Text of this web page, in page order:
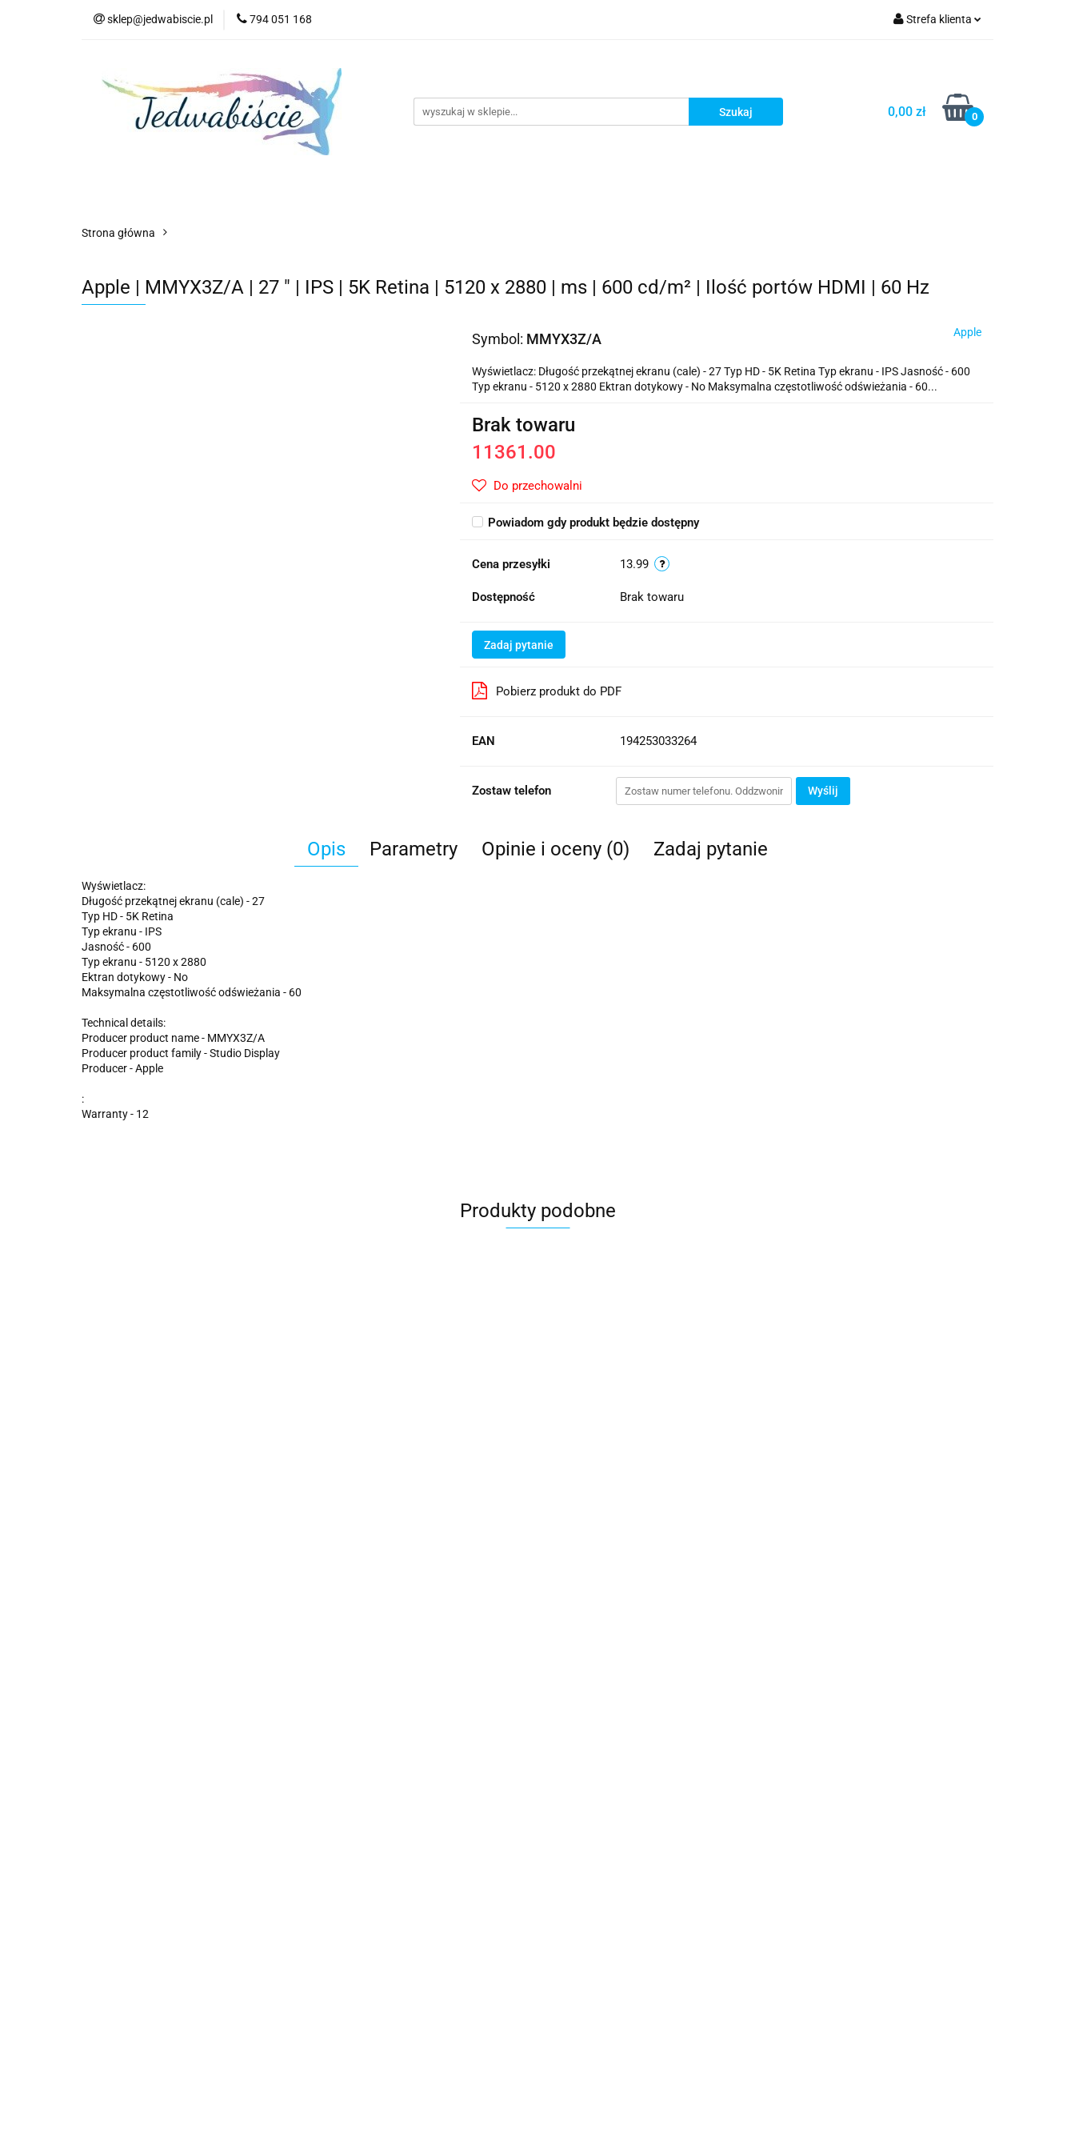
sklep@jedwabiscie.pl 794 051 168 Strefa klienta
Dodaj zgłoszenie
0,00 zł 0
Nowości
Strona główna
Apple | MMYX3Z/A | 27 " | IPS | 5K Retina | 5120 x 2880 | ms | 600 cd/m² | Ilość portów HDMI | 60 Hz
Symbol: MMYX3Z/A Apple
Wyświetlacz: Długość przekątnej ekranu (cale) - 27 Typ HD - 5K Retina Typ ekranu - IPS Jasność - 600
Typ ekranu - 5120 x 2880 Ektran dotykowy - No Maksymalna częstotliwość odświeżania - 60...
Brak towaru
11361.00
Do przechowalni
Powiadom gdy produkt będzie dostępny
Cena przesyłki 13.99
Dostępność Brak towaru
Zadaj pytanie
Pobierz produkt do PDF
EAN 194253033264
Zostaw telefon Wyślij
Opis Parametry Opinie i oceny (0) Zadaj pytanie
Wyświetlacz:
Długość przekątnej ekranu (cale) - 27
Typ HD - 5K Retina
Typ ekranu - IPS
Jasność - 600
Typ ekranu - 5120 x 2880
Ektran dotykowy - No
Maksymalna częstotliwość odświeżania - 60
Technical details:
Producer product name - MMYX3Z/A
Producer product family - Studio Display
Producer - Apple
:
Warranty - 12
Produkty podobne